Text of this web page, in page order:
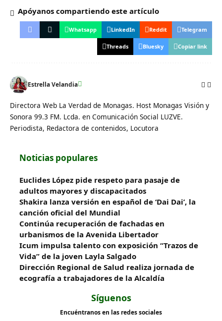
Apóyanos compartiendo este artículo
Whatsapp LinkedIn Reddit Telegram
Threads Bluesky Copiar link
Estrella Velandia
Directora Web La Verdad de Monagas. Host Monagas Visión y
Sonora 99.3 FM. Lcda. en Comunicación Social LUZVE.
Periodista, Redactora de contenidos, Locutora
Noticias populares
Euclides López pide respeto para pasaje de
adultos mayores y discapacitados
Shakira lanza versión en español de ‘Dai Dai’, la
canción oficial del Mundial
Continúa recuperación de fachadas en
urbanismos de la Avenida Libertador
Icum impulsa talento con exposición “Trazos de
Vida” de la joven Layla Salgado‎
‎Dirección Regional de Salud realiza jornada de
ecografía a trabajadores de la Alcaldía
Síguenos
Encuéntranos en las redes sociales